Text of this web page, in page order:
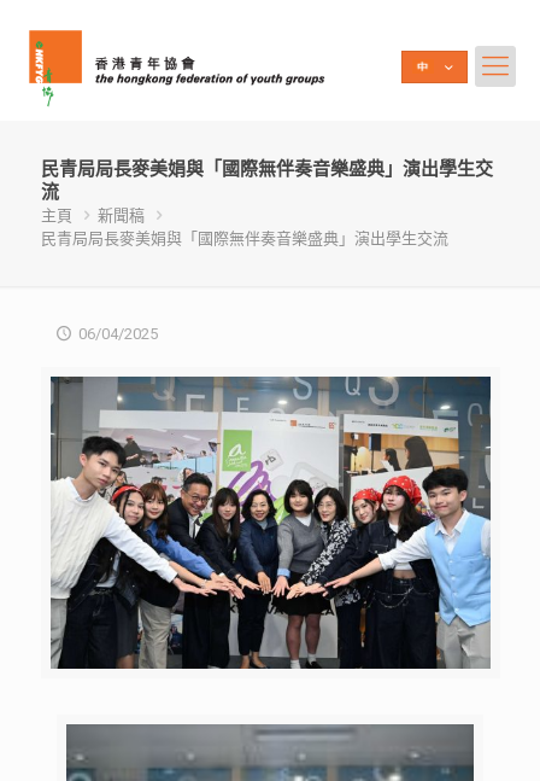
民青局局長麥美娟與「國際無伴奏音樂盛典」演出學生交
流
主頁
新聞稿
民青局局長麥美娟與「國際無伴奏音樂盛典」演出學生交流
06/04/2025